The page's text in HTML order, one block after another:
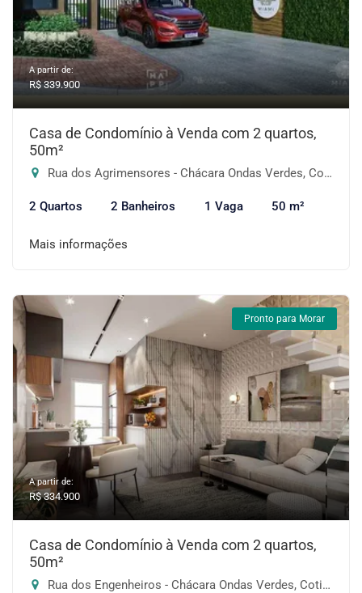
A partir de:
R$ 339.900
Casa de Condomínio à Venda com 2 quartos,
50m²
Rua dos Agrimensores - Chácara Ondas Verdes, Cotia-SP
2 Quartos 2 Banheiros 1 Vaga 50 m²
Mais informações
Pronto para Morar
A partir de:
R$ 334.900
Casa de Condomínio à Venda com 2 quartos,
50m²
Rua dos Engenheiros - Chácara Ondas Verdes, Cotia-SP